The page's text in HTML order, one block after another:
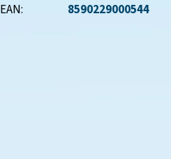
EAN: 8590229000544